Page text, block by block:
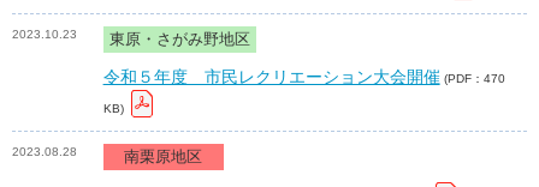
2023.10.23 東原・さがみ野地区
令和５年度 市民レクリエーション大会開催 (PDF：470
KB)
2023.08.28 南栗原地区